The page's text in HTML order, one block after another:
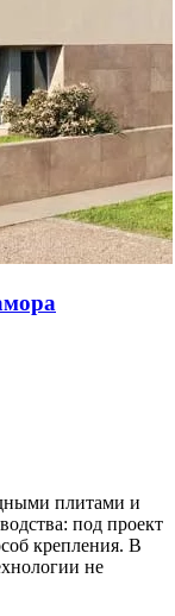
плитами и
под проект
крепления. В
не